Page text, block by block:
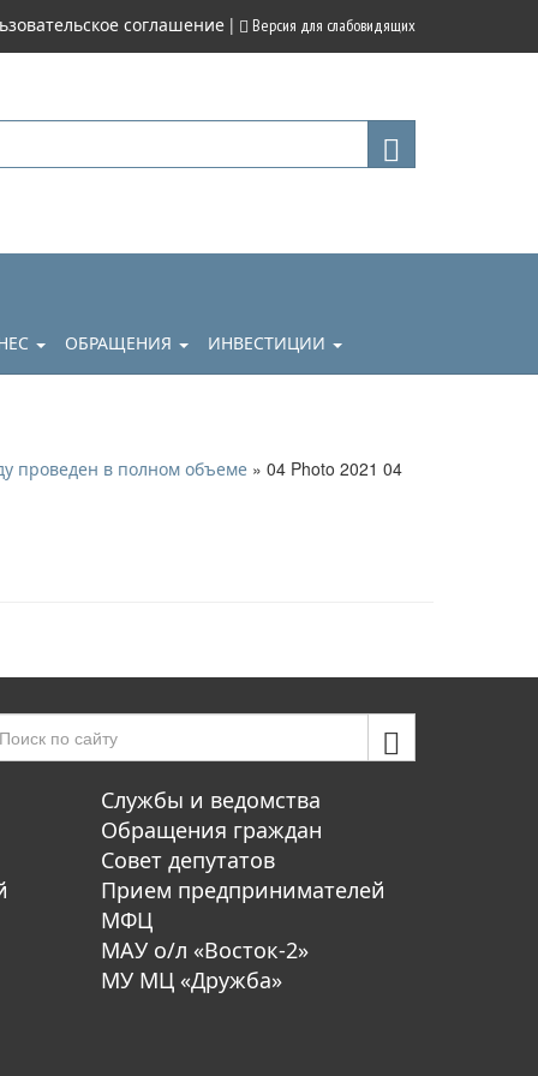
соглашение | Версия для слабовидящих
ОБРАЩЕНИЯ ИНВЕСТИЦИИ
проведен в полном объеме » 04 Photo 2021 04
Службы и ведомства
Обращения граждан
Совет депутатов
Прием предпринимателей
МФЦ
МАУ о/л «Восток-2»
МУ МЦ «Дружба»